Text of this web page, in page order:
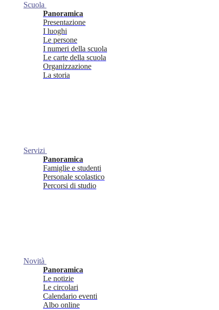
Scuola
Panoramica
Presentazione
I luoghi
Le persone
I numeri della scuola
Le carte della scuola
Organizzazione
La storia
Servizi
Panoramica
Famiglie e studenti
Personale scolastico
Percorsi di studio
Novità
Panoramica
Le notizie
Le circolari
Calendario eventi
Albo online